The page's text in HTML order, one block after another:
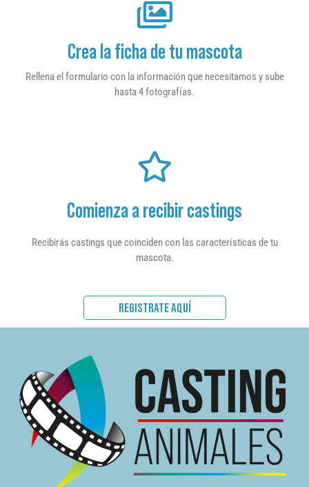
Crea la ficha de tu mascota
Rellena el formulario con la información que necesitamos y sube
hasta 4 fotografías.
Comienza a recibir castings
Recibirás castings que coinciden con las características de tu
mascota.
REGISTRATE AQUÍ